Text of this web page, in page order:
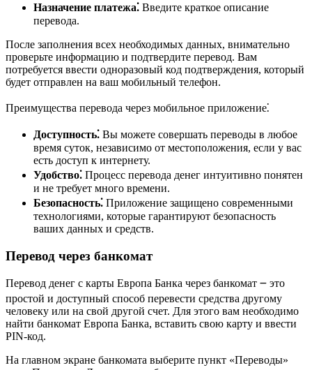
Назначение платежа⁚ Введите краткое описание
перевода.
После заполнения всех необходимых данных, внимательно
проверьте информацию и подтвердите перевод. Вам
потребуется ввести одноразовый код подтверждения, который
будет отправлен на ваш мобильный телефон.
Преимущества перевода через мобильное приложение⁚
Доступность⁚ Вы можете совершать переводы в любое
время суток, независимо от местоположения, если у вас
есть доступ к интернету.
Удобство⁚ Процесс перевода денег интуитивно понятен
и не требует много времени.
Безопасность⁚ Приложение защищено современными
технологиями, которые гарантируют безопасность
ваших данных и средств.
Перевод через банкомат
Перевод денег с карты Европа Банка через банкомат ౼ это
простой и доступный способ перевести средства другому
человеку или на свой другой счет. Для этого вам необходимо
найти банкомат Европа Банка, вставить свою карту и ввести
PIN-код.
На главном экране банкомата выберите пункт «Переводы»